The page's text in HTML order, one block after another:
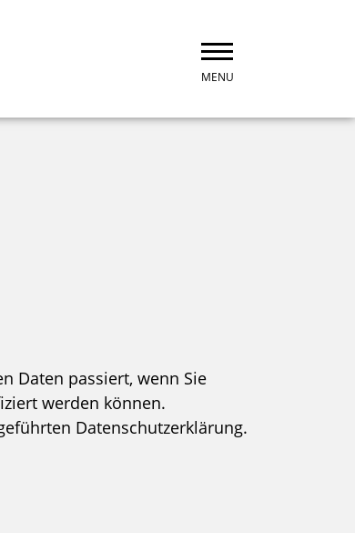
MENU
Daten passiert, wenn Sie
werden können.
Datenschutzerklärung.